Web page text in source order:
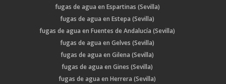
fugas de agua en Espartinas (Sevilla)
fugas de agua en Estepa (Sevilla)
fugas de agua en Fuentes de Andalucía (Sevilla)
fugas de agua en Gelves (Sevilla)
fugas de agua en Gilena (Sevilla)
fugas de agua en Gines (Sevilla)
fugas de agua en Herrera (Sevilla)